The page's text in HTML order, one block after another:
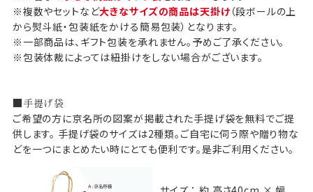
※複数やセットなど大きなサイズの商品は天掛け （段ボールの上
から熨斗紙・包装紙をかける簡易包装）となります。
※一部商品は、ギフト包装を承れません。予めご了承ください。
※包装体裁によっては紐掛けをしない場合がございます。
■手提げ袋
ご希望の方に京名所の図案が掲載された手提げ袋を無料でご提
供します。 手提げ袋のサイズは2種類。ご自宅に伺う際や贈り物な
どを一つにまとめたい時にとても便利です。是非ご利用ください。